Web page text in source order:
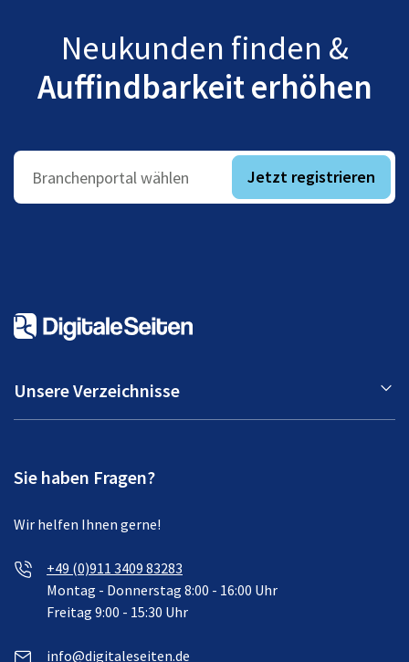
Neukunden finden &
Auffindbarkeit erhöhen
Branchenportal wählen Jetzt registrieren
Unsere Verzeichnisse
Sie haben Fragen?
Wir helfen Ihnen gerne!
+49 (0)911 3409 83283
Montag - Donnerstag 8:00 - 16:00 Uhr
Freitag 9:00 - 15:30 Uhr
info@digitaleseiten.de